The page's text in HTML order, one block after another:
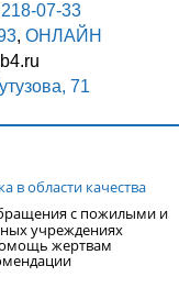
07-33
, ОНЛАЙН
71
в области качества
с пожилыми и
учреждениях
жертвам